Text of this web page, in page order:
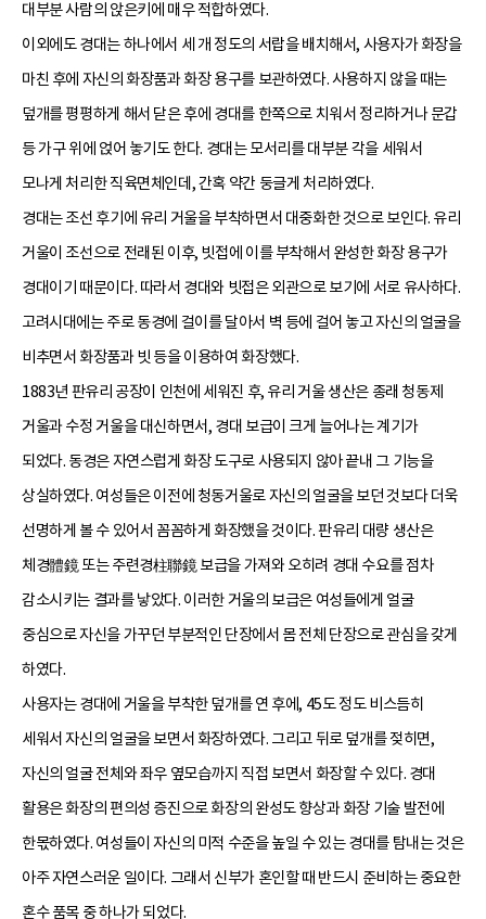
대부분 사람의 앉은키에 매우 적합하였다.
이외에도 경대는 하나에서 세 개 정도의 서랍을 배치해서, 사용자가 화장을
마친 후에 자신의 화장품과 화장 용구를 보관하였다. 사용하지 않을 때는
덮개를 평평하게 해서 닫은 후에 경대를 한쪽으로 치워서 정리하거나 문갑
등 가구 위에 얹어 놓기도 한다. 경대는 모서리를 대부분 각을 세워서
모나게 처리한 직육면체인데, 간혹 약간 둥글게 처리하였다.
경대는 조선 후기에 유리 거울을 부착하면서 대중화한 것으로 보인다. 유리
거울이 조선으로 전래된 이후, 빗접에 이를 부착해서 완성한 화장 용구가
경대이기 때문이다. 따라서 경대와 빗접은 외관으로 보기에 서로 유사하다.
고려시대에는 주로 동경에 걸이를 달아서 벽 등에 걸어 놓고 자신의 얼굴을
비추면서 화장품과 빗 등을 이용하여 화장했다.
1883년 판유리 공장이 인천에 세워진 후, 유리 거울 생산은 종래 청동제
거울과 수정 거울을 대신하면서, 경대 보급이 크게 늘어나는 계기가
되었다. 동경은 자연스럽게 화장 도구로 사용되지 않아 끝내 그 기능을
상실하였다. 여성들은 이전에 청동거울로 자신의 얼굴을 보던 것보다 더욱
선명하게 볼 수 있어서 꼼꼼하게 화장했을 것이다. 판유리 대량 생산은
체경體鏡 또는 주련경柱聯鏡 보급을 가져와 오히려 경대 수요를 점차
감소시키는 결과를 낳았다. 이러한 거울의 보급은 여성들에게 얼굴
중심으로 자신을 가꾸던 부분적인 단장에서 몸 전체 단장으로 관심을 갖게
하였다.
사용자는 경대에 거울을 부착한 덮개를 연 후에, 45도 정도 비스듬히
세워서 자신의 얼굴을 보면서 화장하였다. 그리고 뒤로 덮개를 젖히면,
자신의 얼굴 전체와 좌우 옆모습까지 직접 보면서 화장할 수 있다. 경대
활용은 화장의 편의성 증진으로 화장의 완성도 향상과 화장 기술 발전에
한몫하였다. 여성들이 자신의 미적 수준을 높일 수 있는 경대를 탐내는 것은
아주 자연스러운 일이다. 그래서 신부가 혼인할 때 반드시 준비하는 중요한
혼수 품목 중 하나가 되었다.